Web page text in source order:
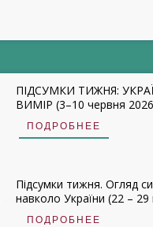
ПІДСУМКИ ТИЖНЯ:
ВИМІР (3–10 червня
ПОДРОБНЕЕ
Підсумки тижня. Огляд
навколо України (22 – 29
ПОДРОБНЕЕ